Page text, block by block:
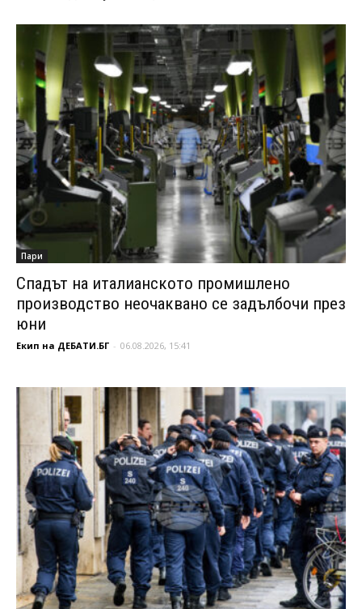
Пари
Спадът на италианското промишлено
производство неочаквано се задълбочи през
юни
Екип на ДЕБАТИ.БГ - 06.08.2026, 15:41